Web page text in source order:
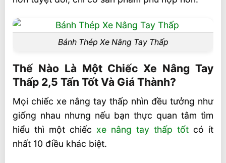
Bánh Thép Xe Nâng Tay Thấp
Thế Nào Là Một Chiếc Xe Nâng Tay
Thấp 2,5 Tấn Tốt Và Giá Thành?
Mọi chiếc xe nâng tay thấp nhìn đều tưởng như
giống nhau nhưng nếu bạn thực quan tâm tìm
hiểu thì một chiếc xe nâng tay thấp tốt có ít
nhất 10 điều khác biệt.